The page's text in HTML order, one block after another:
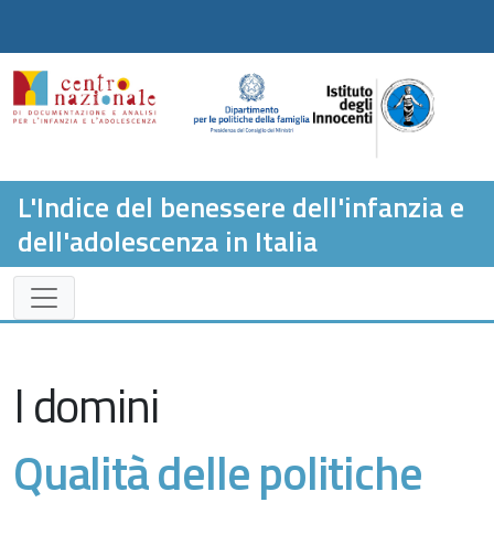
L'Indice del benessere dell'infanzia e
dell'adolescenza in Italia
I domini
Qualità delle politiche